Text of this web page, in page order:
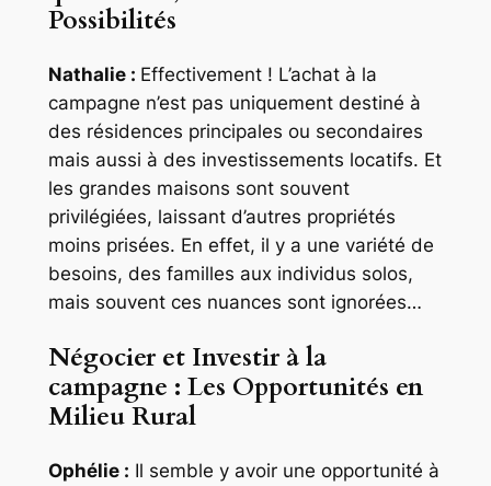
Possibilités
Nathalie : Effectivement ! L’achat à la
campagne n’est pas uniquement destiné à
des résidences principales ou secondaires
mais aussi à des investissements locatifs. Et
les grandes maisons sont souvent
privilégiées, laissant d’autres propriétés
moins prisées. En effet, il y a une variété de
besoins, des familles aux individus solos,
mais souvent ces nuances sont ignorées…
Négocier et Investir à la
campagne : Les Opportunités en
Milieu Rural
Ophélie : Il semble y avoir une opportunité à